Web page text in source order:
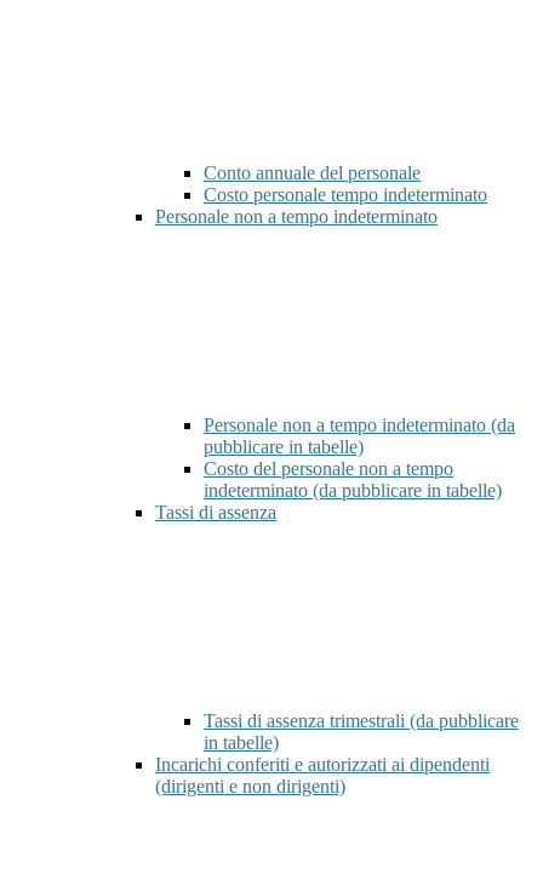
Conto annuale del personale
Costo personale tempo indeterminato
Personale non a tempo indeterminato
Personale non a tempo indeterminato (da
pubblicare in tabelle)
Costo del personale non a tempo
indeterminato (da pubblicare in tabelle)
Tassi di assenza
Tassi di assenza trimestrali (da pubblicare
in tabelle)
Incarichi conferiti e autorizzati ai dipendenti
(dirigenti e non dirigenti)